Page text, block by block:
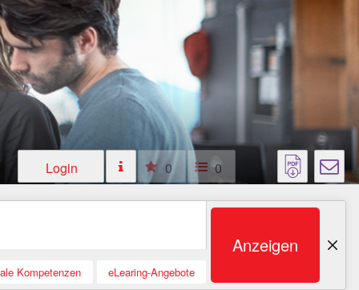
Login 0 0
Kompetenzen eLearing-Angebote
Anzeigen